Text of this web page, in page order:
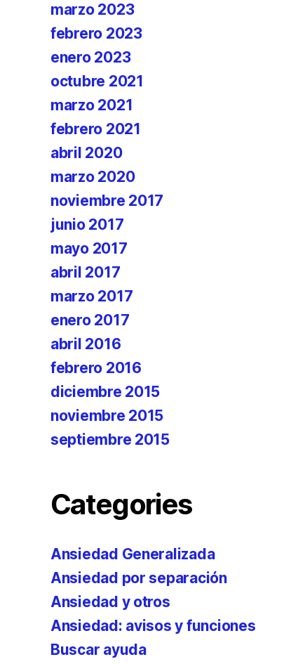
marzo 2023
febrero 2023
enero 2023
octubre 2021
marzo 2021
febrero 2021
abril 2020
marzo 2020
noviembre 2017
junio 2017
mayo 2017
abril 2017
marzo 2017
enero 2017
abril 2016
febrero 2016
diciembre 2015
noviembre 2015
septiembre 2015
Categories
Ansiedad Generalizada
Ansiedad por separación
Ansiedad y otros
Ansiedad: avisos y funciones
Buscar ayuda